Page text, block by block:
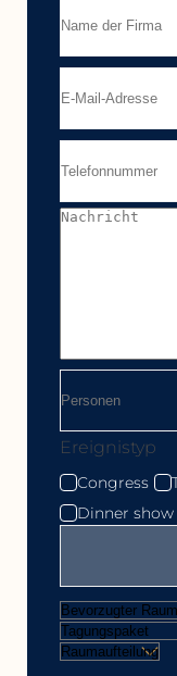
Ereignistyp
Congress
Dinner show